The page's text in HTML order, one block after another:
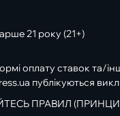
21 року (21+)
оплату ставок та/
публікуються
ПРАВИЛ